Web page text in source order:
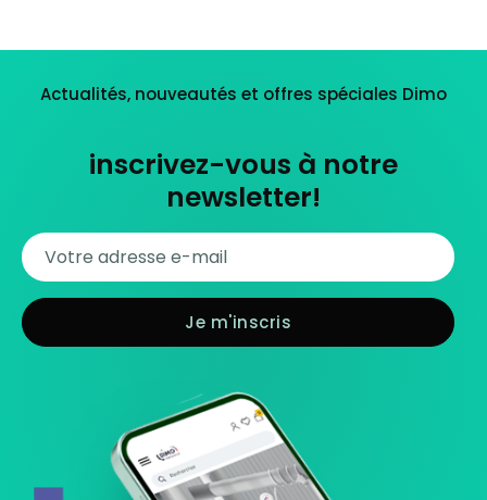
Actualités, nouveautés et offres spéciales Dimo
inscrivez-vous à notre
newsletter!